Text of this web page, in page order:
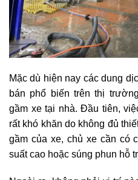
Mặc dù hiện nay các dung
bán phổ biến trên thị
gầm xe tại nhà. Đầu tiên,
rất khó khăn do không đủ
gầm của xe, chủ xe cần có
suất cao hoặc súng phun hỗ